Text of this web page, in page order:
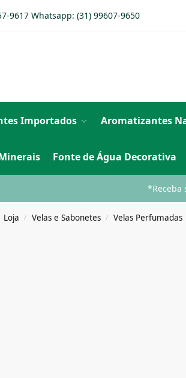
9617 Whatsapp: (31) 99607-9650
Importados Aromatizantes
Fonte de Água Decorativa
*Receba
Loja / Velas e Sabonetes / Velas Perfumadas